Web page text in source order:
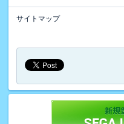
サイトマップ